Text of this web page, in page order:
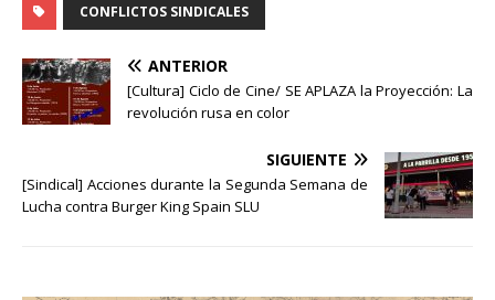
CONFLICTOS SINDICALES
ANTERIOR
[Cultura] Ciclo de Cine/ SE APLAZA la Proyección: La
revolución rusa en color
SIGUIENTE
[Sindical] Acciones durante la Segunda Semana de
Lucha contra Burger King Spain SLU